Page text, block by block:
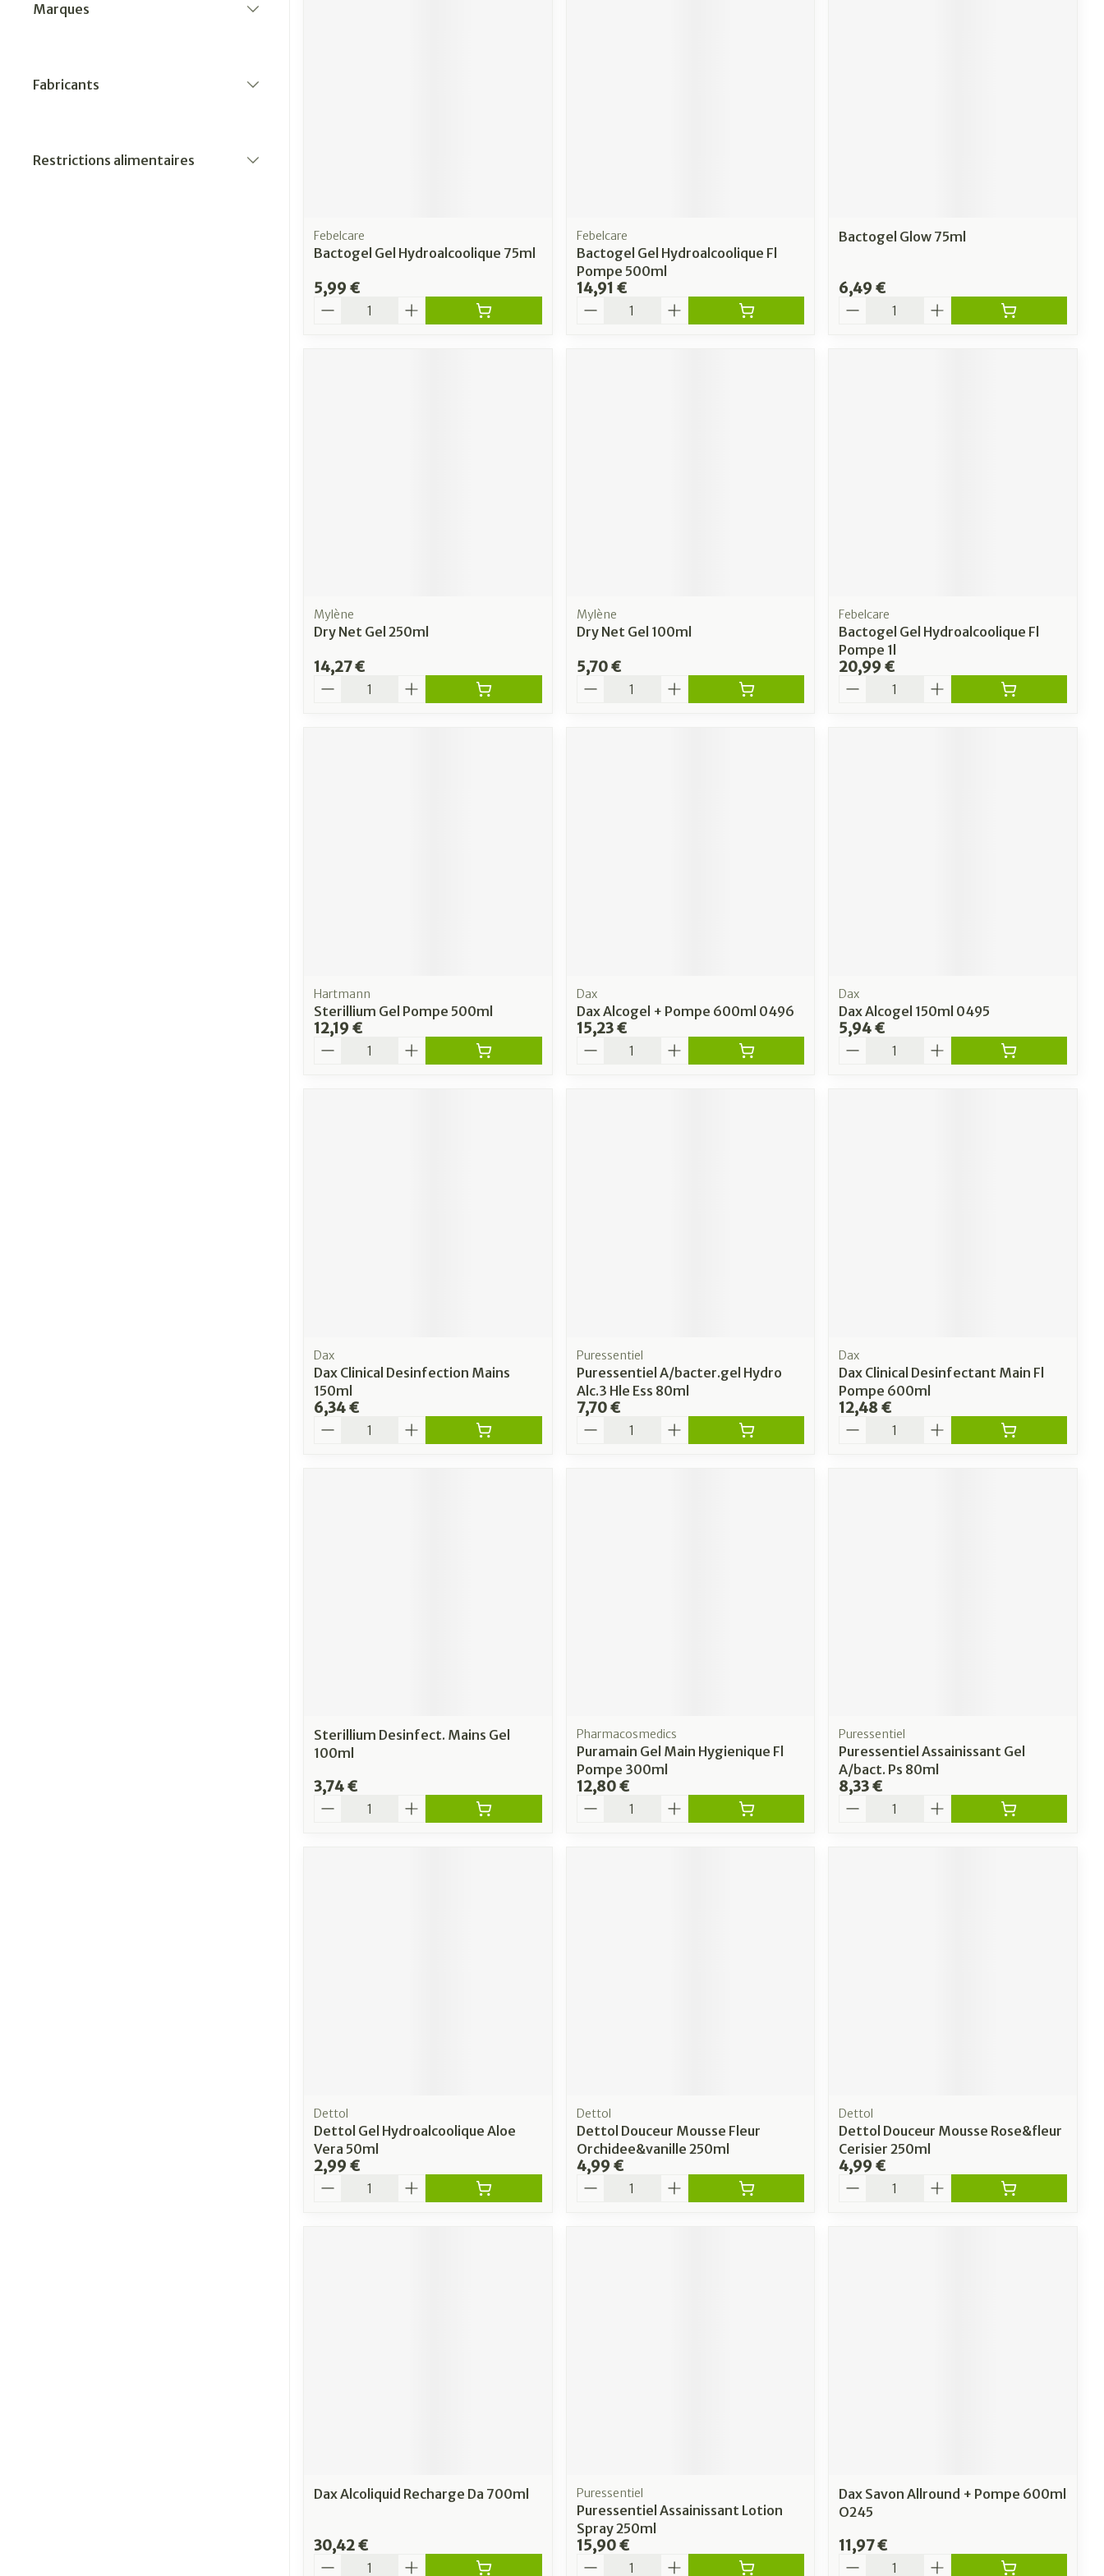
Marques
Fabricants
Restrictions alimentaires
Febelcare
Bactogel Gel Hydroalcoolique 75ml
5,99 €
Quantité
Febelcare
Bactogel Gel Hydroalcoolique Fl
Pompe 500ml
14,91 €
Quantité
Bactogel Glow 75ml
6,49 €
Quantité
Mylène
Dry Net Gel 250ml
14,27 €
Quantité
Mylène
Dry Net Gel 100ml
5,70 €
Quantité
Febelcare
Bactogel Gel Hydroalcoolique Fl
Pompe 1l
20,99 €
Quantité
Hartmann
Sterillium Gel Pompe 500ml
12,19 €
Quantité
Dax
Dax Alcogel + Pompe 600ml 0496
15,23 €
Quantité
Dax
Dax Alcogel 150ml 0495
5,94 €
Quantité
Dax
Dax Clinical Desinfection Mains
150ml
6,34 €
Quantité
Puressentiel
Puressentiel A/bacter.gel Hydro
Alc.3 Hle Ess 80ml
7,70 €
Quantité
Dax
Dax Clinical Desinfectant Main Fl
Pompe 600ml
12,48 €
Quantité
Sterillium Desinfect. Mains Gel
100ml
3,74 €
Quantité
Pharmacosmedics
Puramain Gel Main Hygienique Fl
Pompe 300ml
12,80 €
Quantité
Puressentiel
Puressentiel Assainissant Gel
A/bact. Ps 80ml
8,33 €
Quantité
Dettol
Dettol Gel Hydroalcoolique Aloe
Vera 50ml
2,99 €
Quantité
Dettol
Dettol Douceur Mousse Fleur
Orchidee&vanille 250ml
4,99 €
Quantité
Dettol
Dettol Douceur Mousse Rose&fleur
Cerisier 250ml
4,99 €
Quantité
Dax Alcoliquid Recharge Da 700ml
30,42 €
Quantité
Puressentiel
Puressentiel Assainissant Lotion
Spray 250ml
15,90 €
Quantité
Dax Savon Allround + Pompe 600ml
O245
11,97 €
Quantité